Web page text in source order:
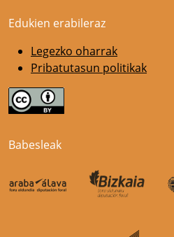
Edukien erabileraz
Legezko oharrak
Pribatutasun politikak
Babesleak